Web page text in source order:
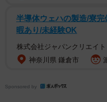
半導体ウェハの製造/寮
暇あり/未経験OK
株式会社ジャパンクリエイ
神奈川県 鎌倉市
Sponsored by